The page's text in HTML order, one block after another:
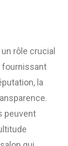
rôle crucial
fournissant
la
peuvent